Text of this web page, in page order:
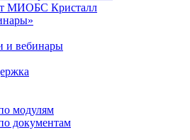
МИОБС Кристалл
и вебинары
модулям
документам